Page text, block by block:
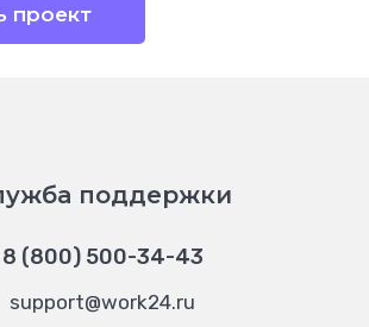
проект
поддержки
8 (800) 500-34-43
support@work24.ru